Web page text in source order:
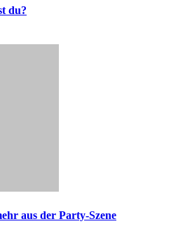
du?
aus der Party-Szene